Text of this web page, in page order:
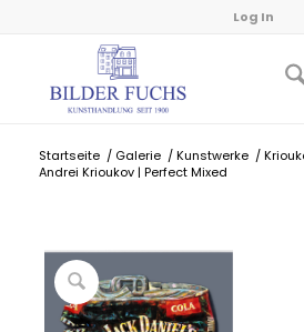
Log In
Startseite / Galerie / Kunstwerke /
Andrei Krioukov | Perfect Mixed